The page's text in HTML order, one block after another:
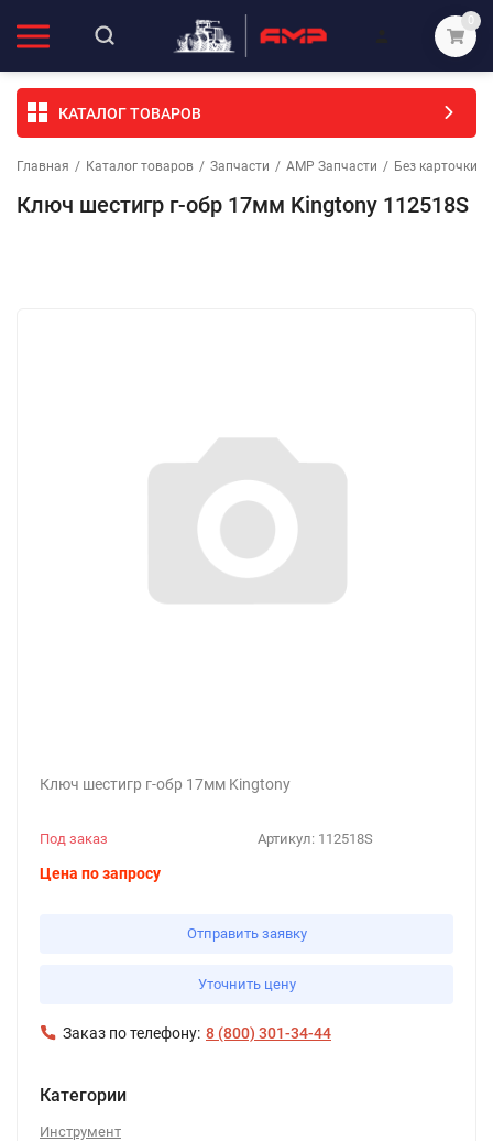
0
КАТАЛОГ ТОВАРОВ
Главная / Каталог товаров / Запчасти / АМР Запчасти / Без карточки
Ключ шестигр г-обр 17мм Kingtony 112518S
Ключ шестигр г-обр 17мм Kingtony
Артикул: 112518S
Под заказ
Цена по запросу
Отправить заявку
Уточнить цену
Заказ по телефону: 8 (800) 301-34-44
Категории
Инструмент